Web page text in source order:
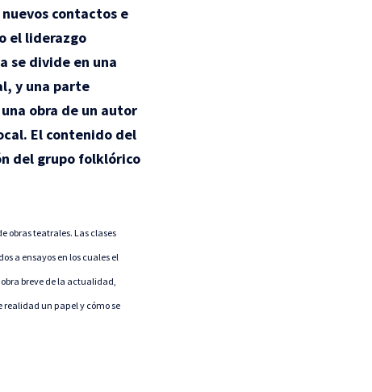
contactos e
el liderazgo
se divide en una
y una parte
obra de un autor
El contenido del
del grupo folklórico
obras teatrales. Las clases
a ensayos en los cuales el
breve de la actualidad,
un papel y cómo se